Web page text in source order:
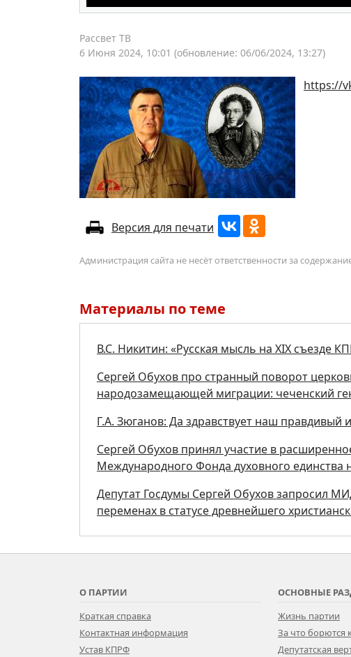
Рассвет ТВ
6 Июня 2024, 10:01 (обновление: 06/06/2024, 13:27)
https://
Версия для печати
Администрация сайта не несёт ответственности за
Материалы по теме
В.С. Никитин: «Русская мысль на XIX съезде
Сергей Обухов про странный поворот
народозамещающей миграции: чеченский
Г.А. Зюганов: Да здравствует наш правдивый
Сергей Обухов принял участие в
Международного Фонда духовного единства
Депутат Госдумы Сергей Обухов запросил
переменах в статусе древнейшего
О ПАРТИИ
Краткая справка
Контактная информация
Устав КПРФ
ОСНОВНЫЕ
Жизнь партии
За что борются
Депутатская